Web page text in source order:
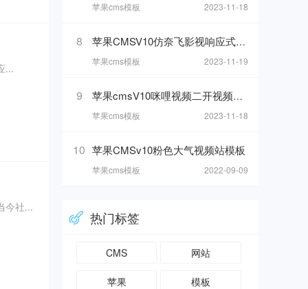
...
今社...
苹果cms模板 2023-11-18
8 苹果CMSV10仿奈飞影视响应式模板
苹果cms模板 2023-11-19
9 苹果cmsV10咪哩视频二开视频网站模板
苹果cms模板 2023-11-18
10 苹果CMSv10粉色大气视频站模板
苹果cms模板 2022-09-09
热门标签
CMS 网站
苹果 模板